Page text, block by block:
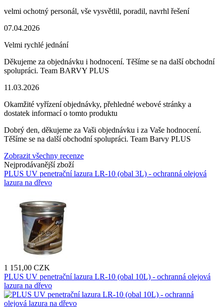
velmi ochotný personál, vše vysvětlil, poradil, navrhl řešení
07.04.2026
Velmi rychlé jednání
Děkujeme za objednávku i hodnocení. Těšíme se na další obchodní
spolupráci. Team BARVY PLUS
11.03.2026
Okamžité vyřízení objednávky, přehledné webové stránky a
dostatek informací o tomto produktu
Dobrý den, děkujeme za Vaši objednávku i za Vaše hodnocení.
Těšíme se na další obchodní spolupráci. Team Barvy PLUS
Zobrazit všechny recenze
Nejprodávanější zboží
PLUS UV penetrační lazura LR-10 (obal 3L) - ochranná olejová
lazura na dřevo
1 151,00 CZK
PLUS UV penetrační lazura LR-10 (obal 10L) - ochranná olejová
lazura na dřevo